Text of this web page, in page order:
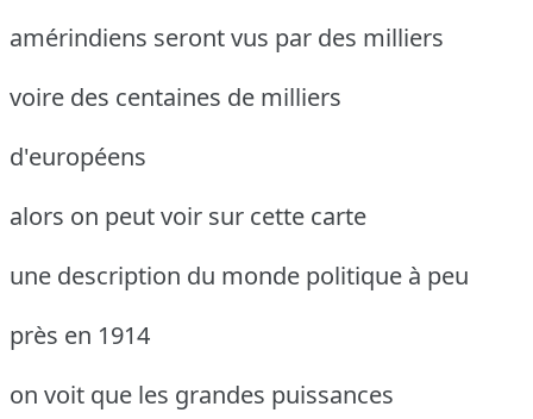
amérindiens seront vus par des milliers
voire des centaines de milliers
d'européens
alors on peut voir sur cette carte
une description du monde politique à peu
près en 1914
on voit que les grandes puissances